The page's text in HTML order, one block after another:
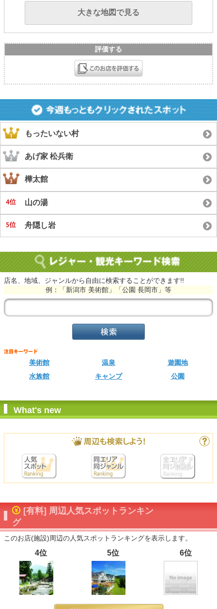
大きな地図で見る
評価する
もったいない村
あげ家 松兵衛
樺太館
山の湯
舟隠し岩
店名、地域、ジャンルから自由に検索することができます!!
例：「新潟市 美術館」「公園 長岡市」等
美術館 温泉
遊園地
水族館
キャンプ 公園
What's new
[有料] 周辺人気スポットランキン
グ
このお店(施設)周辺の人気スポットランキングを表示します。
4位 5位 6位